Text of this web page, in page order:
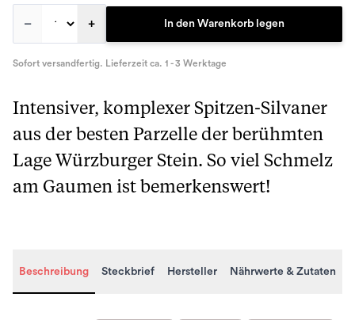
– + In den Warenkorb legen
Sofort versandfertig. Lieferzeit ca. 1 - 3 Werktage
Intensiver, komplexer Spitzen-Silvaner
aus der besten Parzelle der berühmten
Lage Würzburger Stein. So viel Schmelz
am Gaumen ist bemerkenswert!
Beschreibung Steckbrief Hersteller Nährwerte & Zutaten